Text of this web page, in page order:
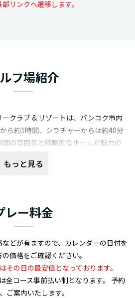
リンクへ遷移します。
フ場紹介
クラブ & リゾートは、バンコク市内
ら約1時間、シラチャーからは約40分
の雰囲気と戦略的なホールが魅力の
ジュニアによって設計されており、初
求められます。 イースタンスターカ
は、広々としたフェアウェイとフラッ
徴です。フェアウェイにはなだらかなア
ンカーやウォーターハザードが巧み
ーンは基本的に速いですが、雨季と乾季
メンテナンスが甘いと考えることもでき
方法が異なると考えれば楽しめそうで
トリークラブ & リゾートのクラブハウ
もっと見る
レー料金
どが有ますので、カレンダーの日付を
価格をご確認ください。
その日の最安値となっております。
全コース事前払い制となります。 予約
ご案内いたします。